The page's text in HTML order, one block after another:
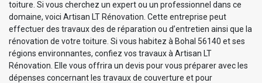
toiture. Si vous cherchez un expert ou un professionnel dans ce
domaine, voici Artisan LT Rénovation. Cette entreprise peut
effectuer des travaux des de réparation ou d’entretien ainsi que la
rénovation de votre toiture. Si vous habitez à Bohal 56140 et ses
régions environnantes, confiez vos travaux à Artisan LT
Rénovation. Elle vous offrira un devis pour vous préparer avec les
dépenses concernant les travaux de couverture et pour